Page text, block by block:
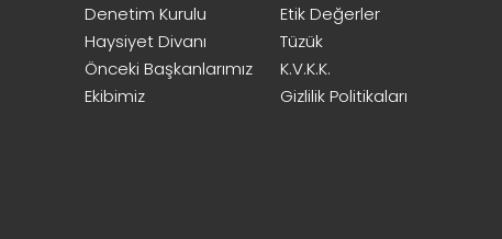
Denetim Kurulu
Haysiyet Divanı
Önceki Başkanlarımız
Ekibimiz
Etik Değerler
Tüzük
K.V.K.K.
Gizlilik Politikaları